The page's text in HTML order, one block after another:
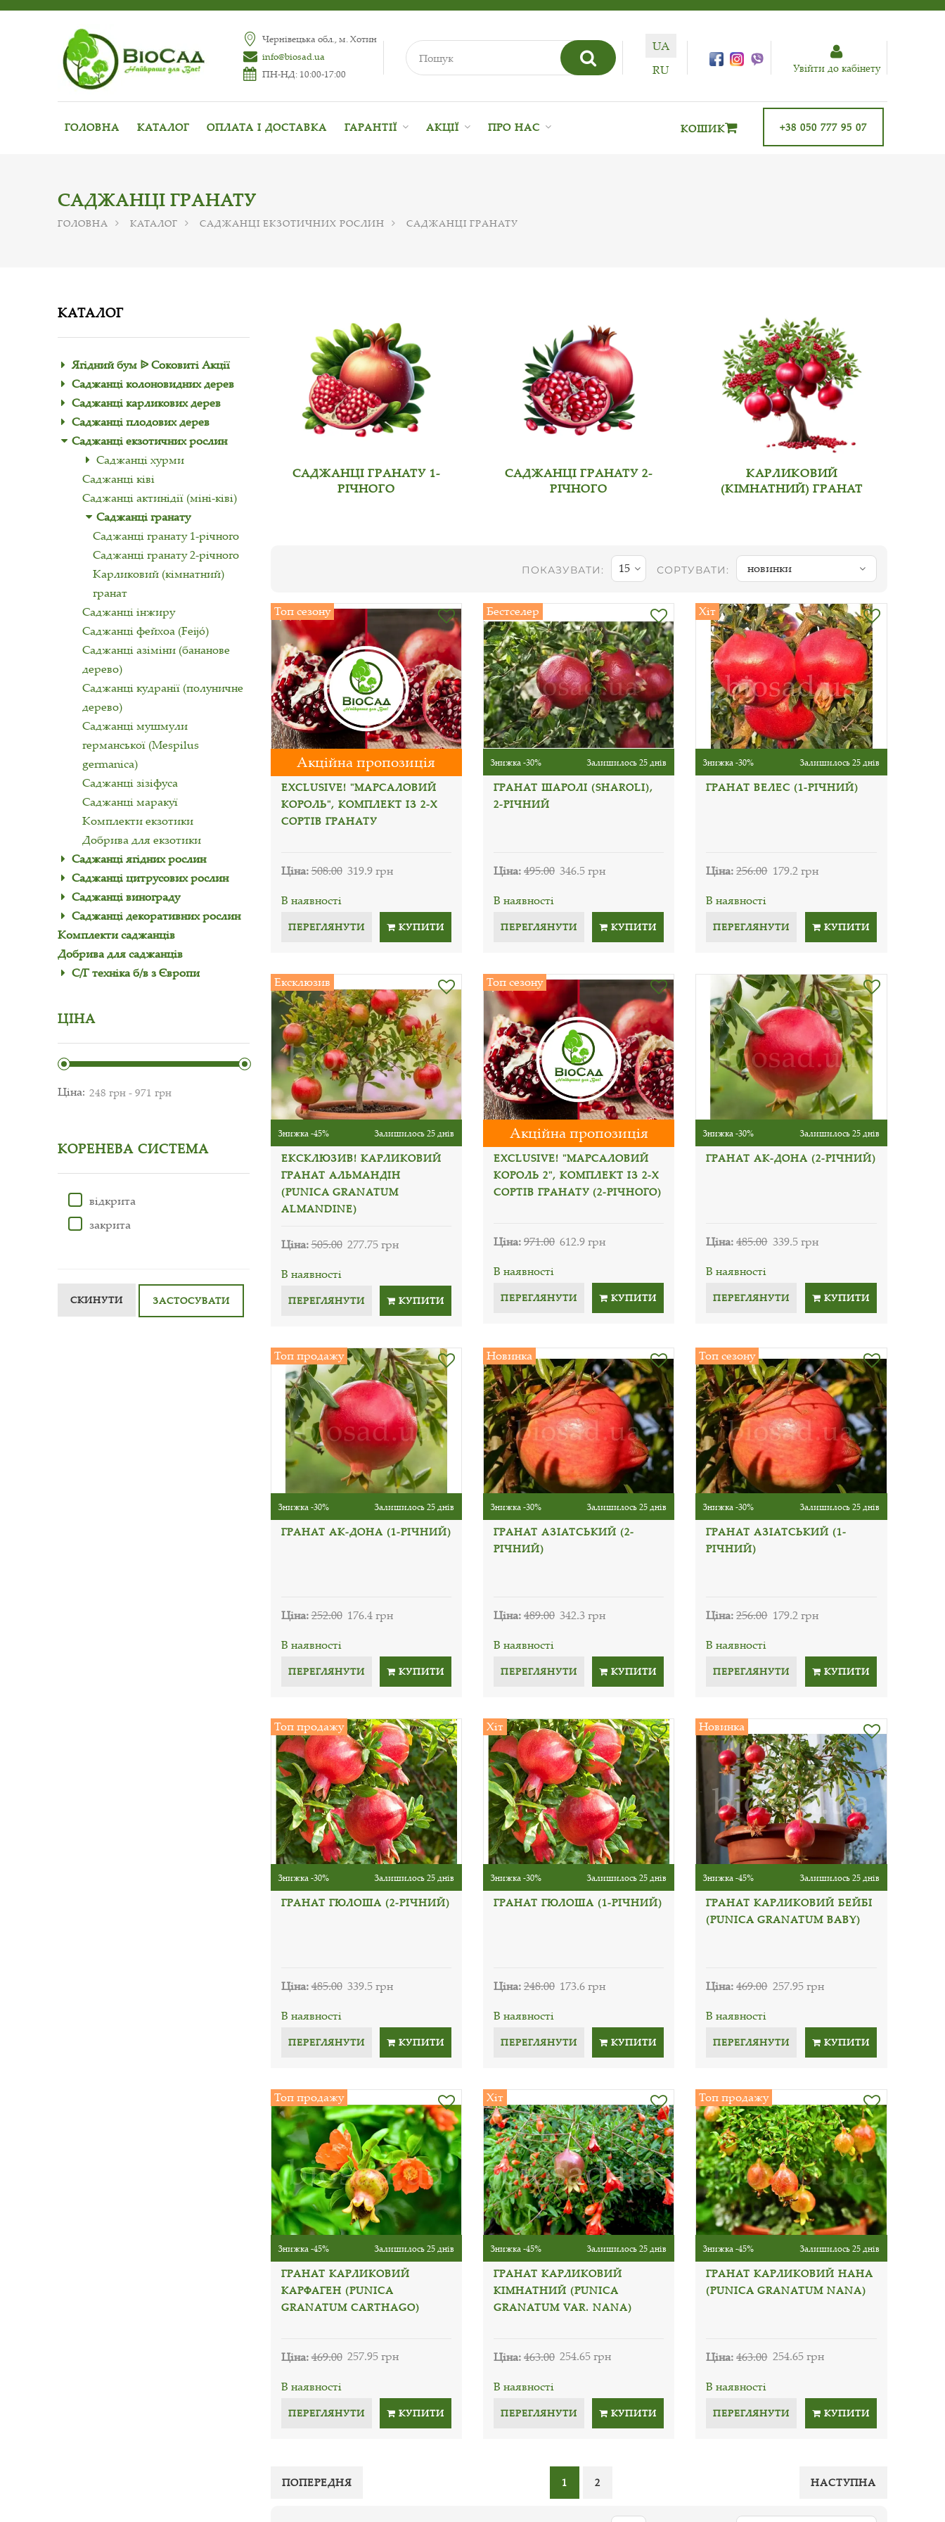
Чернівецька обл., м. Хотин
info@biosad.ua
ПН-НД: 10:00-17:00
UA
RU
Увiйти до кабiнету
ГОЛОВНА КАТАЛОГ ОПЛАТА І ДОСТАВКА ГАРАНТІЇ АКЦІЇ ПРО НАС +38 050 777 95 07
КОШИК
САДЖАНЦІ ГРАНАТУ
ГОЛОВНА КАТАЛОГ САДЖАНЦІ ЕКЗОТИЧНИХ РОСЛИН САДЖАНЦІ ГРАНАТУ
КАТАЛОГ
Ягідний бум ᐉ Соковиті Акції
Саджанці колоновидних дерев
Саджанці карликових дерев
Саджанці плодових дерев
Саджанці екзотичних рослин
Саджанці хурми
Саджанці ківі
Саджанці актинідії (міні-ківі)
Саджанці гранату
Саджанці гранату 1-річного
Саджанці гранату 2-річного
Карликовий (кімнатний)
гранат
Саджанці інжиру
Саджанці фейхоа (Feijó)
Саджанці азіміни (бананове
дерево)
Саджанці кудранії (полуничне
дерево)
Саджанці мушмули
германської (Mespilus
germanica)
Саджанці зізіфуса
Саджанці маракуї
Комплекти екзотики
Добрива для екзотики
Саджанці ягідних рослин
Саджанці цитрусових рослин
Саджанці винограду
Саджанці декоративних рослин
Комплекти саджанців
Добрива для саджанців
С/Г техніка б/в з Європи
ЦІНА
Ціна:
КОРЕНЕВА СИСТЕМА
відкрита
закрита
СКИНУТИ ЗАСТОСУВАТИ
САДЖАНЦІ ГРАНАТУ 1-
РІЧНОГО
САДЖАНЦІ ГРАНАТУ 2-
РІЧНОГО
КАРЛИКОВИЙ
(КІМНАТНИЙ) ГРАНАТ
ПОКАЗУВАТИ: 15 СОРТУВАТИ: новинки
Топ сезону
Акційна пропозиція
EXCLUSIVE! "МАРСАЛОВИЙ
КОРОЛЬ", КОМПЛЕКТ ІЗ 2-Х
СОРТІВ ГРАНАТУ
Ціна:508.00 319.9 грн
В наявності
ПЕРЕГЛЯНУТИ КУПИТИ
Бестселер
Знижка -30% Залишилось 25 днів
ГРАНАТ ШАРОЛІ (SHAROLI),
2-РІЧНИЙ
Ціна:495.00 346.5 грн
В наявності
ПЕРЕГЛЯНУТИ КУПИТИ
Хіт
Знижка -30% Залишилось 25 днів
ГРАНАТ ВЕЛЕС (1-РІЧНИЙ)
Ціна:256.00 179.2 грн
В наявності
ПЕРЕГЛЯНУТИ КУПИТИ
Ексклюзив
Знижка -45% Залишилось 25 днів
ЕКСКЛЮЗИВ! КАРЛИКОВИЙ
ГРАНАТ АЛЬМАНДІН
(PUNICA GRANATUM
ALMANDINE)
Ціна:505.00 277.75 грн
В наявності
ПЕРЕГЛЯНУТИ КУПИТИ
Топ сезону
Акційна пропозиція
EXCLUSIVE! "МАРСАЛОВИЙ
КОРОЛЬ 2", КОМПЛЕКТ ІЗ 2-Х
СОРТІВ ГРАНАТУ (2-РІЧНОГО)
Ціна:971.00 612.9 грн
В наявності
ПЕРЕГЛЯНУТИ КУПИТИ
Знижка -30% Залишилось 25 днів
ГРАНАТ АК-ДОНА (2-РІЧНИЙ)
Ціна:485.00 339.5 грн
В наявності
ПЕРЕГЛЯНУТИ КУПИТИ
Топ продажу
Знижка -30% Залишилось 25 днів
ГРАНАТ АК-ДОНА (1-РІЧНИЙ)
Ціна:252.00 176.4 грн
В наявності
ПЕРЕГЛЯНУТИ КУПИТИ
Новинка
Знижка -30% Залишилось 25 днів
ГРАНАТ АЗІАТСЬКИЙ (2-
РІЧНИЙ)
Ціна:489.00 342.3 грн
В наявності
ПЕРЕГЛЯНУТИ КУПИТИ
Топ сезону
Знижка -30% Залишилось 25 днів
ГРАНАТ АЗІАТСЬКИЙ (1-
РІЧНИЙ)
Ціна:256.00 179.2 грн
В наявності
ПЕРЕГЛЯНУТИ КУПИТИ
Топ продажу
Знижка -30% Залишилось 25 днів
ГРАНАТ ГЮЛОША (2-РІЧНИЙ)
Ціна:485.00 339.5 грн
В наявності
ПЕРЕГЛЯНУТИ КУПИТИ
Хіт
Знижка -30% Залишилось 25 днів
ГРАНАТ ГЮЛОША (1-РІЧНИЙ)
Ціна:248.00 173.6 грн
В наявності
ПЕРЕГЛЯНУТИ КУПИТИ
Новинка
Знижка -45% Залишилось 25 днів
ГРАНАТ КАРЛИКОВИЙ БЕЙБІ
(PUNICA GRANATUM BABY)
Ціна:469.00 257.95 грн
В наявності
ПЕРЕГЛЯНУТИ КУПИТИ
Топ продажу
Знижка -45% Залишилось 25 днів
ГРАНАТ КАРЛИКОВИЙ
КАРФАГЕН (PUNICA
GRANATUM CARTHAGO)
Ціна:469.00 257.95 грн
В наявності
ПЕРЕГЛЯНУТИ КУПИТИ
Хіт
Знижка -45% Залишилось 25 днів
ГРАНАТ КАРЛИКОВИЙ
КІМНАТНИЙ (PUNICA
GRANATUM VAR. NANA)
Ціна:463.00 254.65 грн
В наявності
ПЕРЕГЛЯНУТИ КУПИТИ
Топ продажу
Знижка -45% Залишилось 25 днів
ГРАНАТ КАРЛИКОВИЙ НАНА
(PUNICA GRANATUM NANA)
Ціна:463.00 254.65 грн
В наявності
ПЕРЕГЛЯНУТИ КУПИТИ
ПОПЕРЕДНЯ 1 2 НАСТУПНА